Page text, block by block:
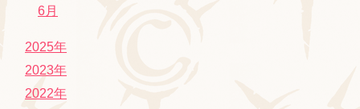
6月
2025年
2023年
2022年